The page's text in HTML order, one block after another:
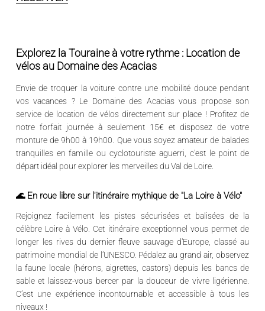
Explorez la Touraine à votre rythme : Location de
vélos au Domaine des Acacias
Envie de troquer la voiture contre une mobilité douce pendant
vos vacances ? Le Domaine des Acaciasvous propose son
service de location de vélos directement sur place ! Profitez de
notre forfait journée à seulement 15€ et disposez de votre
monture de9h00 à 19h00 . Que vous soyez amateur de balades
tranquilles en famille ou cyclotouriste aguerri, c'est le point de
départ idéal pour explorer les merveilles du Val de Loire.
🌊 En roue libre sur l'itinéraire mythique de "La Loire à Vélo"
Rejoignez facilement les pistes sécurisées et balisées de la
célèbre Loire à Vélo . Cet itinéraire exceptionnel vous permet de
longer les rives du dernier fleuve sauvage d'Europe, classé au
patrimoine mondial de l’UNESCO. Pédalez au grand air, observez
la faune locale (hérons, aigrettes, castors) depuis les bancs de
sable et laissez-vous bercer par la douceur de vivre ligérienne.
C’est une expérience incontournable et accessible à tous les
niveaux !